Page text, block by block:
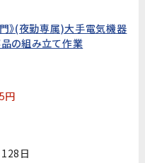
》(夜勤専属)大手電気機器
の組み立て作業
円
日